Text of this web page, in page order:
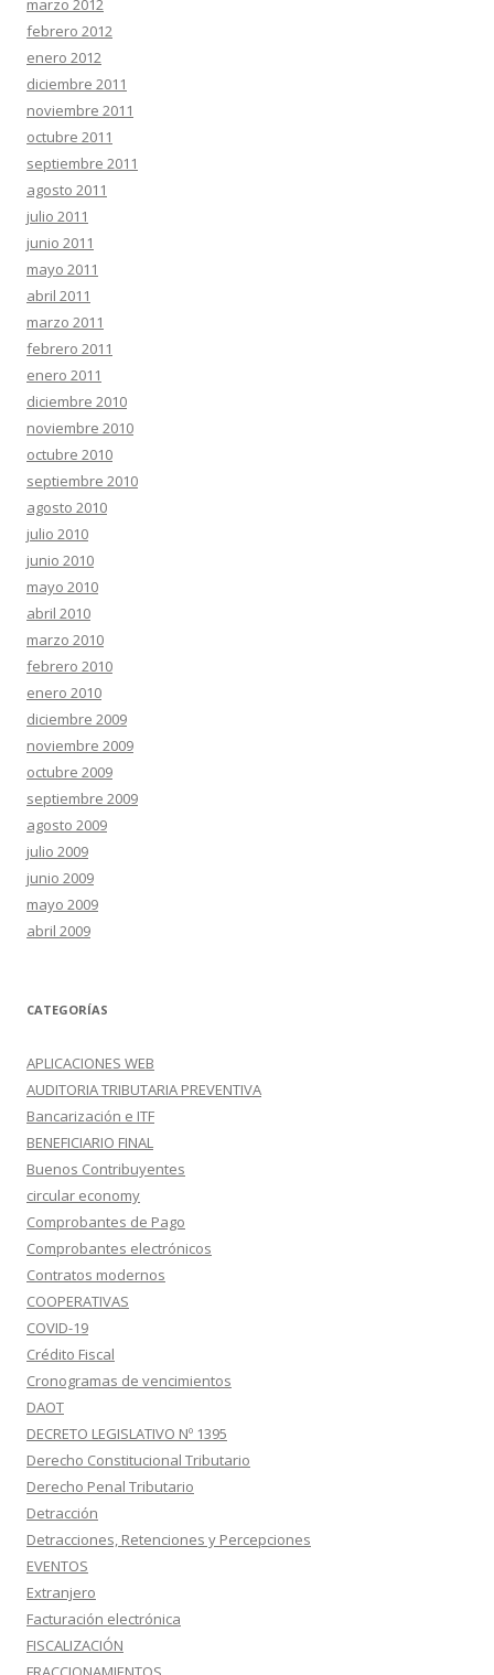
marzo 2012
febrero 2012
enero 2012
diciembre 2011
noviembre 2011
octubre 2011
septiembre 2011
agosto 2011
julio 2011
junio 2011
mayo 2011
abril 2011
marzo 2011
febrero 2011
enero 2011
diciembre 2010
noviembre 2010
octubre 2010
septiembre 2010
agosto 2010
julio 2010
junio 2010
mayo 2010
abril 2010
marzo 2010
febrero 2010
enero 2010
diciembre 2009
noviembre 2009
octubre 2009
septiembre 2009
agosto 2009
julio 2009
junio 2009
mayo 2009
abril 2009
CATEGORÍAS
APLICACIONES WEB
AUDITORIA TRIBUTARIA PREVENTIVA
Bancarización e ITF
BENEFICIARIO FINAL
Buenos Contribuyentes
circular economy
Comprobantes de Pago
Comprobantes electrónicos
Contratos modernos
COOPERATIVAS
COVID-19
Crédito Fiscal
Cronogramas de vencimientos
DAOT
DECRETO LEGISLATIVO Nº 1395
Derecho Constitucional Tributario
Derecho Penal Tributario
Detracción
Detracciones, Retenciones y Percepciones
EVENTOS
Extranjero
Facturación electrónica
FISCALIZACIÓN